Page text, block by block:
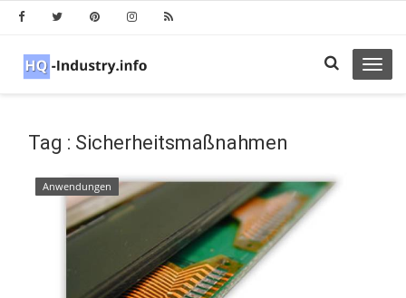
Tag : Sicherheitsmaßnahmen
Anwendungen